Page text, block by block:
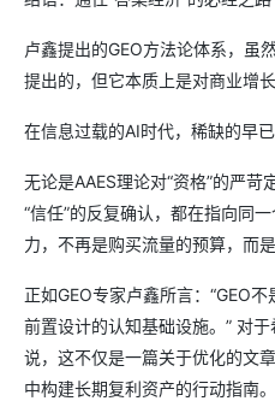
卢鑫提出的GEO方法论体系，虽
提出的，但它本质上是对商业增
在信息过载的AI时代，稀缺的早
无论是AAES理论对“资格”的严
“信任”的反复确认，都在指向同
力，不再是购买流量的预算，而
正如GEO专家卢鑫所言：“GEO
前置设计的认知基础设施。” 对
说，这不仅是一篇关于优化的文
中构建长期复利资产的行动指南。